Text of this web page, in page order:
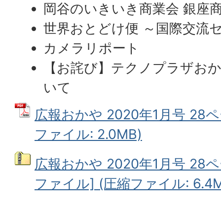
岡谷のいきいき商業会 銀座
世界おとどけ便 ～国際交流
カメラリポート
【お詫び】テクノプラザお
いて
広報おかや 2020年1月号 28
ファイル: 2.0MB)
広報おかや 2020年1月号 28
ファイル] (圧縮ファイル: